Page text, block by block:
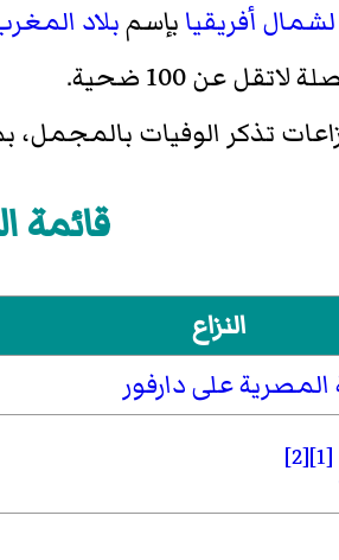
لشمال أفريقيا بإسمبلاد
عن 100 ضحية.
تذكر الوفيات بالمجمل،
قائمة
النزاع
المصرية على دارفور
[1]
[2]